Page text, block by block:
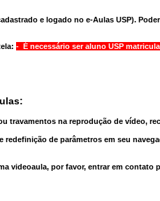
e logado no e-Aulas USP).
- É necessário ser aluno USP
travamentos na reprodução de vídeo,
redefinição de parâmetros em seu
videoaula, por favor, entrar em contato